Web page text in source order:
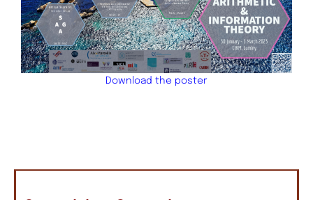
Download the poster